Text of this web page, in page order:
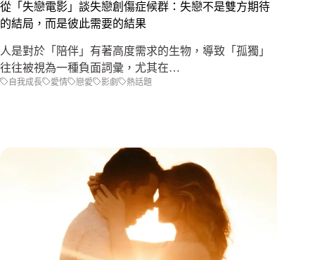
從「失戀電影」談失戀創傷症候群：失戀不是雙方期待
的結局，而是彼此需要的結果
人是對於「陪伴」有著高度需求的生物，導致「孤獨」
往往被視為一種負面詞彙，尤其在…
自我成長 愛情 戀愛 影劇 熱話題